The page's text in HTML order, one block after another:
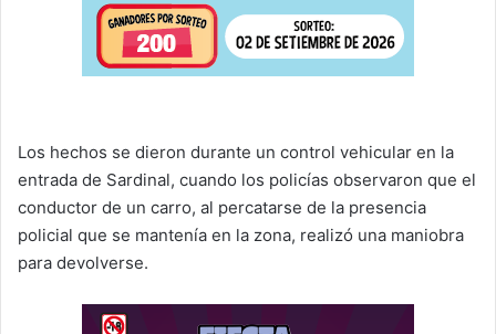
Los hechos se dieron durante un control vehicular en la
entrada de Sardinal, cuando los policías observaron que el
conductor de un carro, al percatarse de la presencia
policial que se mantenía en la zona, realizó una maniobra
para devolverse.